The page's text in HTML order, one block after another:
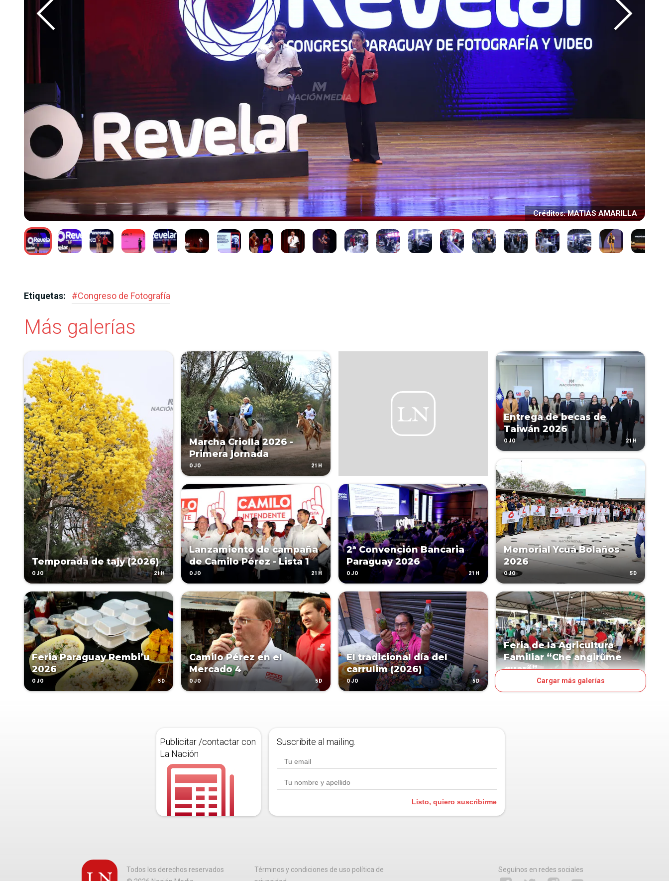
Créditos: MATIAS AMARILLA
Etiquetas: #Congreso de Fotografía
Más galerías
Temporada de tajy (2026)
OJO 21H
Marcha Criolla 2026 -
Primera jornada
OJO 21H
Lanzamiento de campaña
de Camilo Pérez - Lista 1
OJO 21H
2ª Convención Bancaria
Paraguay 2026
OJO 21H
Entrega de becas de
Taiwán 2026
OJO 21H
Memorial Ycuá Bolaños
2026
OJO 5D
Feria Paraguay Rembi’u
2026
OJO 5D
Camilo Pérez en el
Mercado 4
OJO 5D
El tradicional día del
carrulim (2026)
OJO 5D
Feria de la Agricultura
Familiar “Che angirũme
guarã”
Cargar más galerías
Publicitar /contactar con
La Nación
Suscribite al mailing.
Listo, quiero suscribirme
Todos los derechos reservados
Términos y condiciones de uso política de
Seguínos en redes sociales